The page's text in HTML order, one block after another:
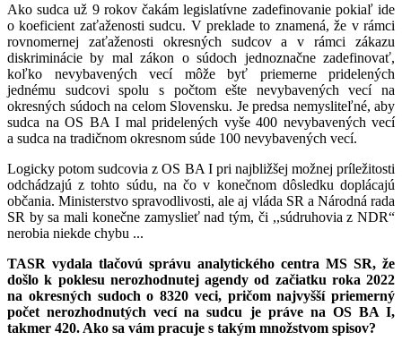
Ako sudca už 9 rokov čakám legislatívne zadefinovanie pokiaľ ide
o koeficient zaťaženosti sudcu. V preklade to znamená, že v rámci
rovnomernej zaťaženosti okresných sudcov a v rámci zákazu
diskriminácie by mal zákon o súdoch jednoznačne zadefinovať,
koľko nevybavených vecí môže byť priemerne pridelených
jednému sudcovi spolu s počtom ešte nevybavených vecí na
okresných súdoch na celom Slovensku. Je predsa nemysliteľné, aby
sudca na OS BA I mal pridelených vyše 400 nevybavených vecí
a sudca na tradičnom okresnom súde 100 nevybavených vecí.
Logicky potom sudcovia z OS BA I pri najbližšej možnej príležitosti
odchádzajú z tohto súdu, na čo v konečnom dôsledku doplácajú
občania. Ministerstvo spravodlivosti, ale aj vláda SR a Národná rada
SR by sa mali konečne zamyslieť nad tým, či ,,súdruhovia z NDR“
nerobia niekde chybu ...
TASR vydala tlačovú správu analytického centra MS SR, že
došlo k poklesu nerozhodnutej agendy od začiatku roka 2022
na okresných sudoch o 8320 veci, pričom najvyšší priemerný
počet nerozhodnutých vecí na sudcu je práve na OS BA I,
takmer 420. Ako sa vám pracuje s takým množstvom spisov?